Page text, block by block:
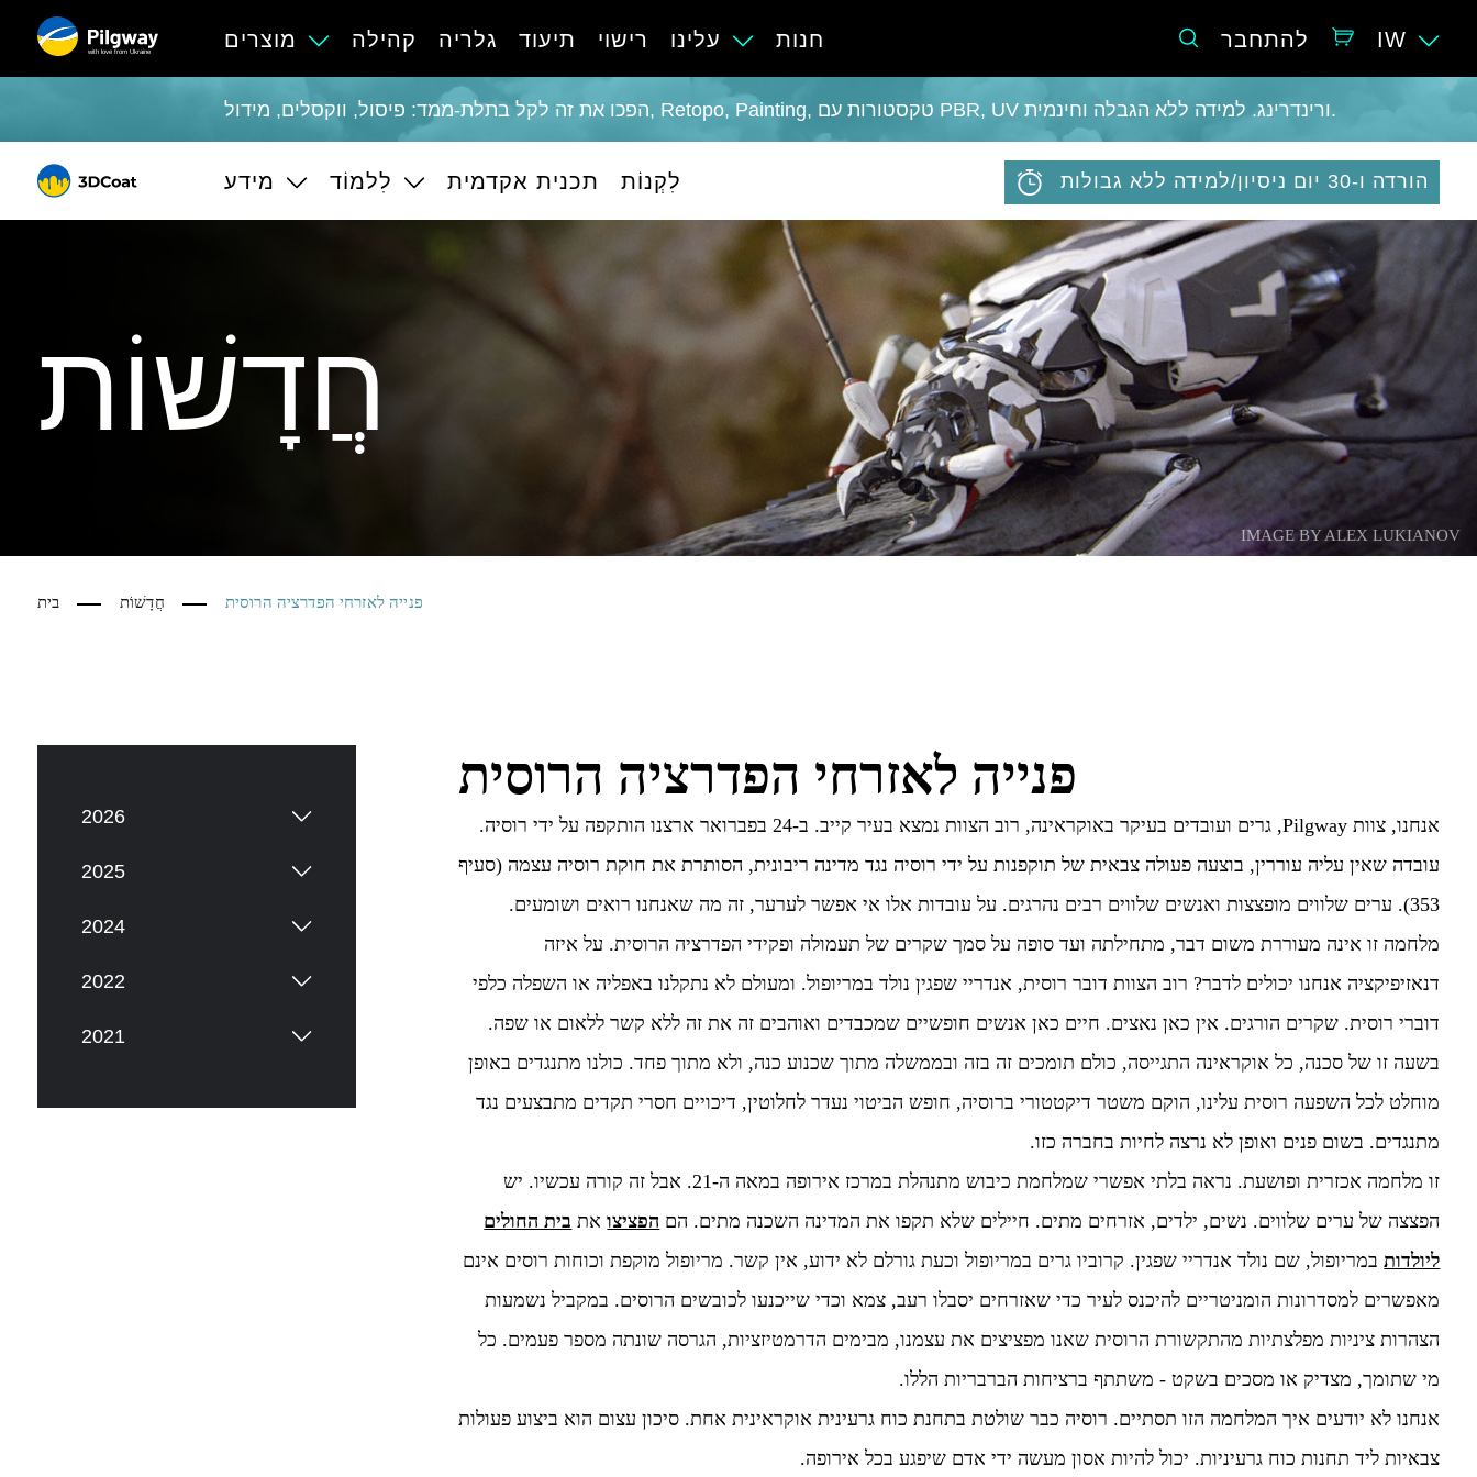
with love from Ukraine
מוצרים קהילה גלריה תיעוד רישוי עלינו חנות להתחבר IW
הפכו את זה לקל בתלת-ממד: פיסול, ווקסלים, מידול, Retopo, Painting, טקסטורות עם PBR, UV ורינדרינג. למידה ללא הגבלה וחינמית.
מידע לִלמוֹד תכנית אקדמית לִקְנוֹת הורדה ו-30 יום ניסיון/למידה ללא גבולות
IMAGE BY ALEX LUKIANOV
חֲדָשׁוֹת
בית חֲדָשׁוֹת פנייה לאזרחי הפדרציה הרוסית
2026
2025
2024
2022
2021
פנייה לאזרחי הפדרציה הרוסית
אנחנו, צוות Pilgway, גרים ועובדים בעיקר באוקראינה, רוב הצוות נמצא בעיר קייב. ב-24 בפברואר ארצנו הותקפה על ידי רוסיה.
עובדה שאין עליה עוררין, בוצעה פעולה צבאית של תוקפנות על ידי רוסיה נגד מדינה ריבונית, הסותרת את חוקת רוסיה עצמה (סעיף
353). ערים שלווים מופצצות ואנשים שלווים רבים נהרגים. על עובדות אלו אי אפשר לערער, זה מה שאנחנו רואים ושומעים.
מלחמה זו אינה מעוררת משום דבר, מתחילתה ועד סופה על סמך שקרים של תעמולה ופקידי הפדרציה הרוסית. על איזה
דנאזיפיקציה אנחנו יכולים לדבר? רוב הצוות דובר רוסית, אנדריי שפגין נולד במריופול. ומעולם לא נתקלנו באפליה או השפלה כלפי
דוברי רוסית. שקרים הורגים. אין כאן נאצים. חיים כאן אנשים חופשיים שמכבדים ואוהבים זה את זה ללא קשר ללאום או שפה.
בשעה זו של סכנה, כל אוקראינה התגייסה, כולם תומכים זה בזה ובממשלה מתוך שכנוע כנה, ולא מתוך פחד. כולנו מתנגדים באופן
מוחלט לכל השפעה רוסית עלינו, הוקם משטר דיקטטורי ברוסיה, חופש הביטוי נעדר לחלוטין, דיכויים חסרי תקדים מתבצעים נגד
מתנגדים. בשום פנים ואופן לא נרצה לחיות בחברה כזו.
זו מלחמה אכזרית ופושעת. נראה בלתי אפשרי שמלחמת כיבוש מתנהלת במרכז אירופה במאה ה-21. אבל זה קורה עכשיו. יש
הפצצה של ערים שלווים. נשים, ילדים, אזרחים מתים. חיילים שלא תקפו את המדינה השכנה מתים. הם הפציצואת בית החולים
ליולדותבמריופול, שם נולד אנדריי שפגין. קרוביו גרים במריופול וכעת גורלם לא ידוע, אין קשר. מריופול מוקפת וכוחות רוסים אינם
מאפשרים למסדרונות הומניטריים להיכנס לעיר כדי שאזרחים יסבלו רעב, צמא וכדי שייכנעו לכובשים הרוסים. במקביל נשמעות
הצהרות ציניות מפלצתיות מהתקשורת הרוסית שאנו מפציצים את עצמנו, מבימים הדרמטיזציות, הגרסה שונתה מספר פעמים. כל
מי שתומך, מצדיק או מסכים בשקט - משתתף ברציחות הברבריות הללו.
אנחנו לא יודעים איך המלחמה הזו תסתיים. רוסיה כבר שולטת בתחנת כוח גרעינית אוקראינית אחת. סיכון עצום הוא ביצוע פעולות
צבאיות ליד תחנות כוח גרעיניות. יכול להיות אסון מעשה ידי אדם שיפגע בכל אירופה.